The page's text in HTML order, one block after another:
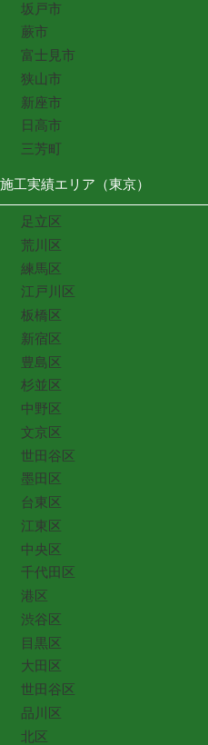
坂戸市
蕨市
富士見市
狭山市
新座市
日高市
三芳町
施工実績エリア（東京）
足立区
荒川区
練馬区
江戸川区
板橋区
新宿区
豊島区
杉並区
中野区
文京区
世田谷区
墨田区
台東区
江東区
中央区
千代田区
港区
渋谷区
目黒区
大田区
世田谷区
品川区
北区